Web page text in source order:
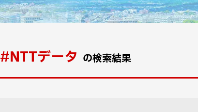
#NTTデータ の検索結果